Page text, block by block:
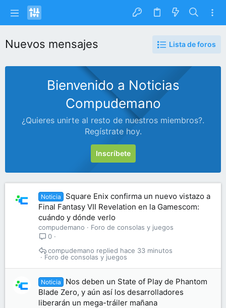
Nuevos mensajes Lista de foros
Bienvenido a Noticias
Compudemano
¿Quieres unirte al resto de nuestros miembros?.
Regístrate hoy.
Inscríbete
Noticia
Square Enix confirma un nuevo vistazo a
Final Fantasy VII Revelation en la Gamescom:
cuándo y dónde verlo
compudemano
Foro de consolas y juegos
0
Foro de consolas y juegos
hace 33 minutos
compudemano
Noticia
Nos deben un State of Play de Phantom
Blade Zero, y aún así los desarrolladores
liberarán un mega-tráiler mañana